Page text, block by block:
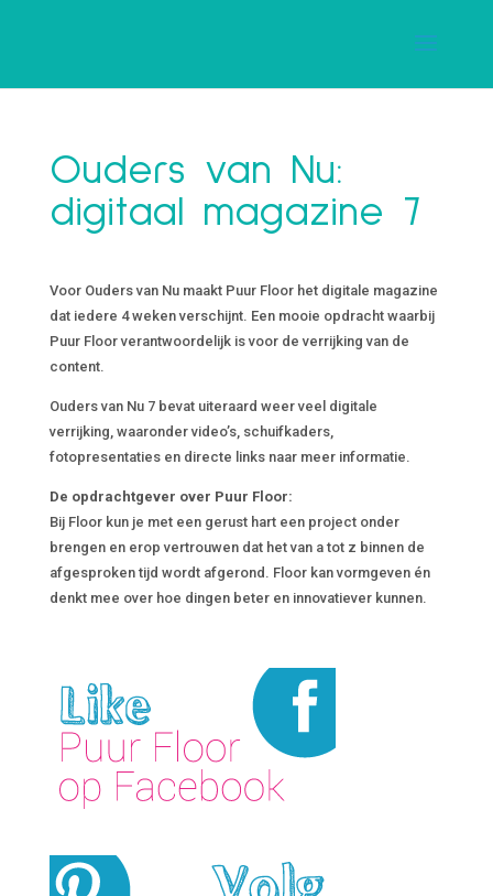
Ouders van Nu:
digitaal magazine 7
Voor Ouders van Nu maakt Puur Floor het digitale magazine
dat iedere 4 weken verschijnt. Een mooie opdracht waarbij
Puur Floor verantwoordelijk is voor de verrijking van de
content.
Ouders van Nu 7 bevat uiteraard weer veel digitale
verrijking, waaronder video’s, schuifkaders,
fotopresentaties en directe links naar meer informatie.
De opdrachtgever over Puur Floor:
Bij Floor kun je met een gerust hart een project onder
brengen en erop vertrouwen dat het van a tot z binnen de
afgesproken tijd wordt afgerond. Floor kan vormgeven én
denkt mee over hoe dingen beter en innovatiever kunnen.